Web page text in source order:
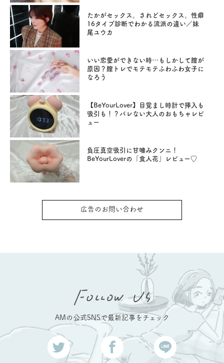
たかがセックス。されどセックス。性癖
16タイプ診断でわかる流派の違い／妹
尾ユウカ
いい恋愛ができない時…もしかして膣が
原因？膣トレでモテモテふわふわ女子に
なろう
【BeYourLover】目覚まし時計で挿入も
吸引も！？バレない大人のおもちゃレビ
ュー
負圧真空吸引に甘噛みクンニ！
BeYourLoverの「食人花」レビュー♡
広告のお問い合わせ
AMの公式SNSで最新記事をチェック